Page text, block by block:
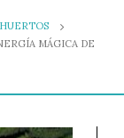
MÁGICA DE